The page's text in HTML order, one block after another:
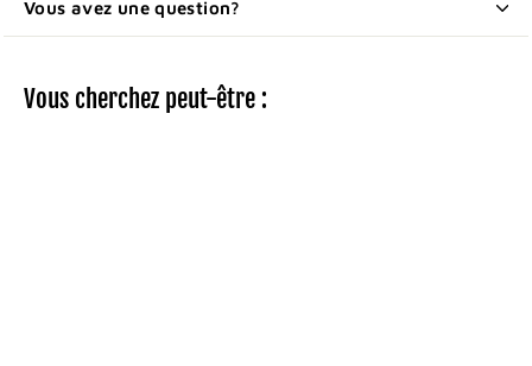
Vous avez une question?
Vous cherchez peut-être :